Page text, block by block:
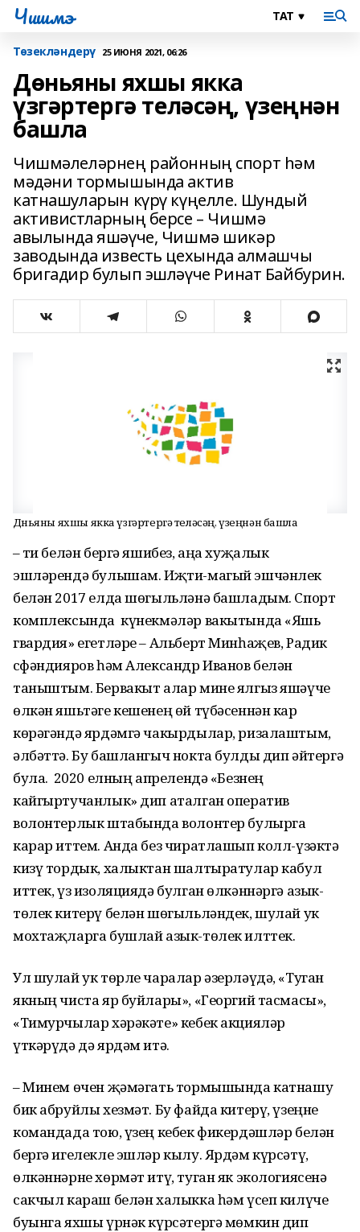
Чишмэ
Төзекләндерү 25 ИЮНЯ 2021, 06:26
Дөньяны яхшы якка
үзгәртергә теләсәң, үзеңнән
башла
Чишмәлеләрнең районның спорт һәм
мәдәни тормышында актив
катнашуларын күрү күңелле. Шундый
активистларның берсе – Чишмә
авылында яшәүче, Чишмә шикәр
заводында известь цехында алмашчы
бригадир булып эшләүче Ринат Байбурин.
Дөньяны яхшы якка үзгәртергә теләсәң, үзеңнән башла
– Әти белән бергә яшибез, аңа хуҗалык
эшләрендә булышам. Иҗти-магый эшчәнлек
белән 2017 елда шөгыльләнә башладым. Спорт
комплексында күнекмәләр вакытында «Яшь
гвардия» егетләре – Альберт Минһаҗев, Радик
Әсфәндияров һәм Александр Иванов белән
таныштым. Бервакыт алар мине ялгыз яшәүче
өлкән яшьтәге кешенең өй түбәсеннән кар
көрәгәндә ярдәмгә чакырдылар, ризалаштым,
әлбәттә. Бу башлангыч нокта булды дип әйтергә
була. Ә 2020 елның апрелендә «Безнең
кайгыртучанлык» дип аталган оператив
волонтерлык штабында волонтер булырга
карар иттем. Анда без чиратлашып колл-үзәктә
кизү тордык, халыктан шалтыратулар кабул
иттек, үз изоляциядә булган өлкәннәргә азык-
төлек китерү белән шөгыльләндек, шулай ук
мохтаҗларга бушлай азык-төлек илттек.
Ул шулай ук төрле чаралар әзерләүдә, «Туган
якның чиста яр буйлары», «Георгий тасмасы»,
«Тимурчылар хәрәкәте» кебек акцияләр
үткәрүдә дә ярдәм итә.
– Минем өчен җәмәгать тормышында катнашу
бик абруйлы хезмәт. Бу файда китерү, үзеңне
командада тою, үзең кебек фикердәшләр белән
бергә игелекле эшләр кылу. Ярдәм күрсәтү,
өлкәннәрне хөрмәт итү, туган як экологиясенә
сакчыл караш белән халыкка һәм үсеп килүче
буынга яхшы үрнәк күрсәтергә мөмкин дип